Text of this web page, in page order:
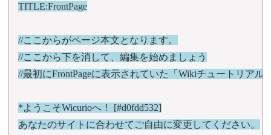
TITLE:FrontPage
//ここからがページ本文となります。
//ここから下を消して、編集を始めましょう
//最初にFrontPageに表示されていた「Wikiチュートリア
*ようこそWicurioへ！ [#d0fdd532]
あなたのサイトに合わせてご自由に変更してください。